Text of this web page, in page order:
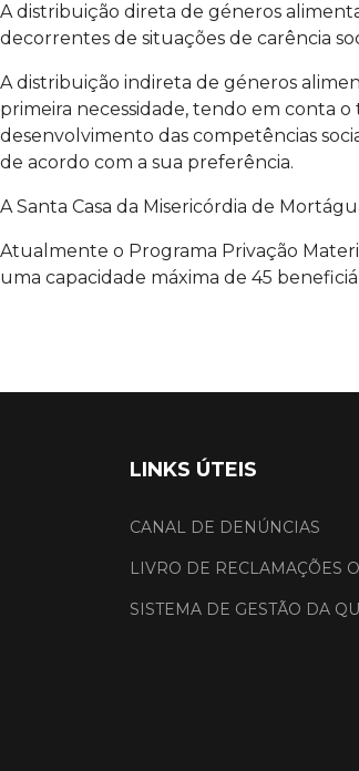
A distribuição direta de géneros
decorrentes de situações de carência
A distribuição indireta de géneros
primeira necessidade, tendo em conta
desenvolvimento das competências
de acordo com a sua preferência.
A Santa Casa da Misericórdia de
Atualmente o Programa Privação
uma capacidade máxima de 45
LINKS ÚTEIS
CANAL DE DENÚNCIAS
LIVRO DE RECLAMAÇÕES
SISTEMA DE GESTÃO DA